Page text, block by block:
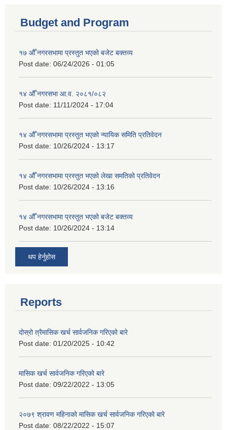
Budget and Program
१७ औँ नगरसभामा प्रस्तुत भएको बजेट बक्तव्य
Post date: 06/24/2026 - 01:05
१४ औँ नगरसभा आ.व. २०८१/०८२
Post date: 11/11/2024 - 17:04
१४ औँ नगरसभामा प्रस्तुत भएको न्यायिक समिति प्रतिवेदन
Post date: 10/26/2024 - 13:17
१४ औँ नगरसभामा प्रस्तुत भएको लेखा समतिको प्रतिवेदन
Post date: 10/26/2024 - 13:16
१४ औँ नगरसभामा प्रस्तुत भएको बजेट बक्तव्य
Post date: 10/26/2024 - 13:14
थप हेर्नुहोस
Reports
दोस्रो त्रैमासिक खर्च सार्वजनिक गरिएको बारे
Post date: 01/20/2025 - 10:42
मासिक खर्च सार्वजनिक गरिएको बारे
Post date: 09/22/2022 - 13:05
२०७९ श्रावण महिनाको मासिक खर्च सार्वजनिक गरिएको बारे
Post date: 08/22/2022 - 15:07